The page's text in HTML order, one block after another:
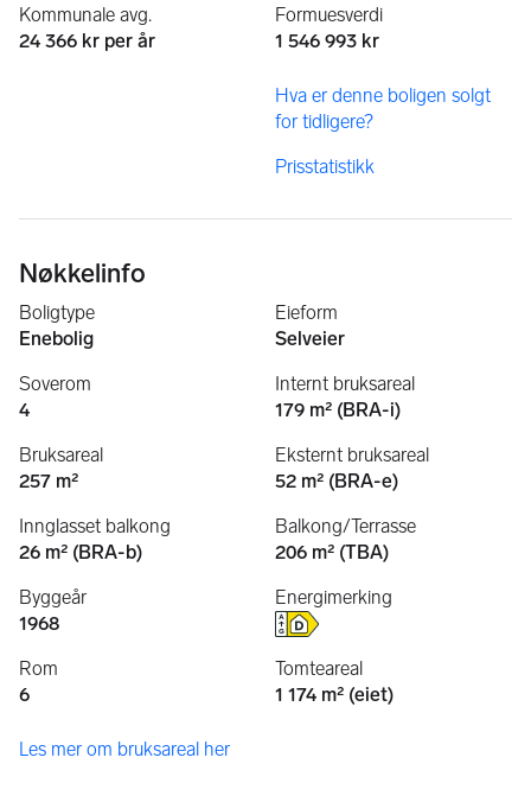
Kommunale avg.
24 366 kr per år
Formuesverdi
1 546 993 kr
Hva er denne boligen solgt
for tidligere?
Prisstatistikk
Nøkkelinfo
Boligtype
Enebolig
Eieform
Selveier
Soverom
4
Internt bruksareal
179 m² (BRA-i)
Bruksareal
257 m²
Eksternt bruksareal
52 m² (BRA-e)
Innglasset balkong
26 m² (BRA-b)
Balkong/Terrasse
206 m² (TBA)
Byggeår
1968
Energimerking
Rom
6
Tomteareal
1 174 m² (eiet)
Les mer om bruksareal her